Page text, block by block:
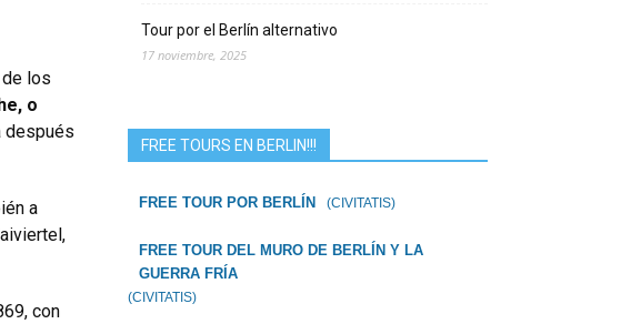
los
o
después
a
con
Tour por el Berlín alternativo
17 noviembre, 2025
FREE TOURS EN BERLIN!!!
FREE TOUR POR BERLÍN (CIVITATIS)
FREE TOUR DEL MURO DE BERLÍN Y LA
GUERRA FRÍA
(CIVITATIS)